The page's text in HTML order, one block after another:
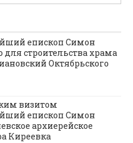
епископ Симон
для строительства храма
Октябрьского
визитом
епископ Симон
архиерейское
Киреевка